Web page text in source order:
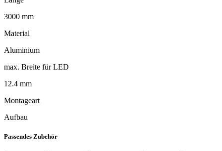
3000 mm
Material
Aluminium
max. Breite für LED
12.4 mm
Montageart
Aufbau
Passendes Zubehör